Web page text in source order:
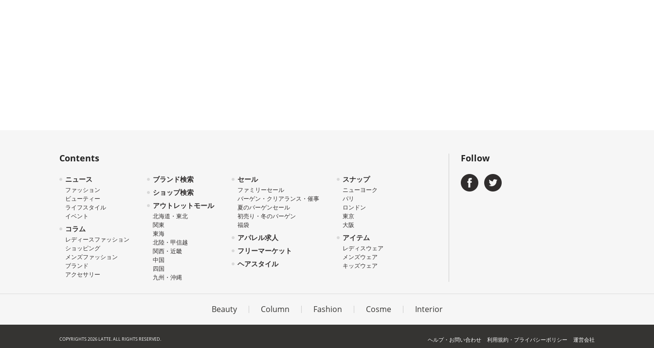
Contents
ニュース
ファッション
ビューティー
ライフスタイル
イベント
コラム
レディースファッション
ショッピング
メンズファッション
ブランド
アクセサリー
ブランド検索
ショップ検索
アウトレットモール
北海道・東北
関東
東海
北陸・甲信越
関西・近畿
中国
四国
九州・沖縄
セール
ファミリーセール
バーゲン・クリアランス・催事
夏のバーゲンセール
初売り・冬のバーゲン
福袋
アパレル求人
フリーマーケット
ヘアスタイル
スナップ
ニューヨーク
パリ
ロンドン
東京
大阪
アイテム
レディスウェア
メンズウェア
キッズウェア
Follow
Beauty Column Fashion Cosme Interior
COPYRIGHTS 2026 LATTE. ALL RIGHTS RESERVED. ヘルプ・お問い合わせ 利用規約・プライバシーポリシー 運営会社